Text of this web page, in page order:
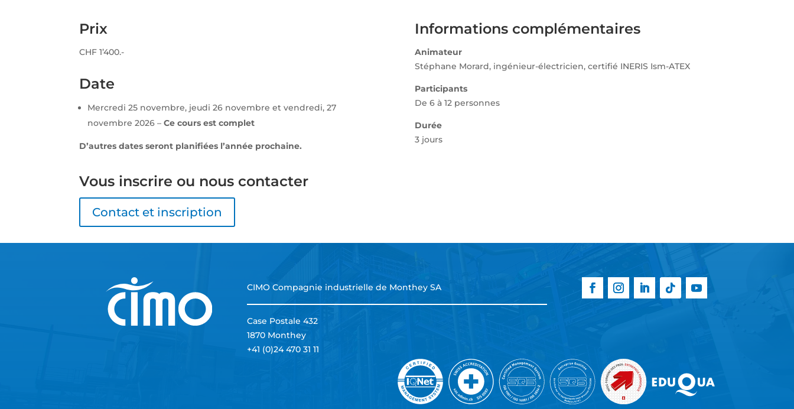
Prix
CHF 1’400.-
Date
Mercredi 25 novembre, jeudi 26 novembre et vendredi, 27
novembre 2026 –Ce cours est complet
D’autres dates seront planifiées l’année prochaine.
Informations complémentaires
Animateur
Stéphane Morard, ingénieur-électricien, certifié INERIS Ism-ATEX
Participants
De 6 à 12 personnes
Durée
3 jours
Vous inscrire ou nous contacter
Contact et inscription
CIMO Compagnie industrielle de Monthey SA
Case Postale 432
1870 Monthey
+41 (0)24 470 31 11